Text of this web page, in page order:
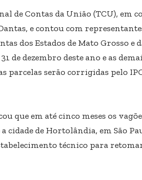
de Contas da União (TCU), em
e contou com
dos Estados de Mato Grosso e
de dezembro deste ano e as
as parcelas serão corrigidas pelo
que em até cinco meses os
cidade de Hortolândia, em São
técnico para